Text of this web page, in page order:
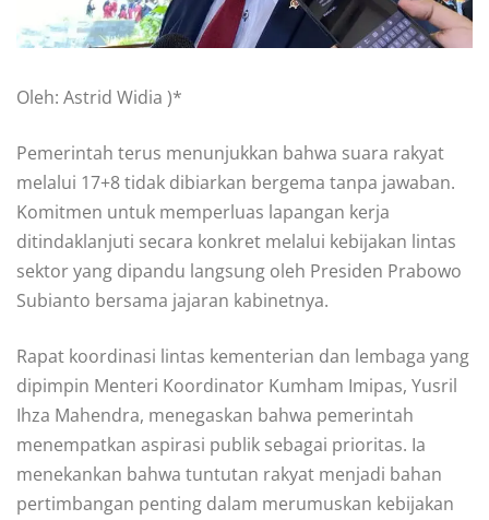
Oleh: Astrid Widia )*
Pemerintah terus menunjukkan bahwa suara rakyat
melalui 17+8 tidak dibiarkan bergema tanpa jawaban.
Komitmen untuk memperluas lapangan kerja
ditindaklanjuti secara konkret melalui kebijakan lintas
sektor yang dipandu langsung oleh Presiden Prabowo
Subianto bersama jajaran kabinetnya.
Rapat koordinasi lintas kementerian dan lembaga yang
dipimpin Menteri Koordinator Kumham Imipas, Yusril
Ihza Mahendra, menegaskan bahwa pemerintah
menempatkan aspirasi publik sebagai prioritas. Ia
menekankan bahwa tuntutan rakyat menjadi bahan
pertimbangan penting dalam merumuskan kebijakan